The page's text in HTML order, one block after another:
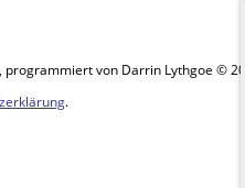
programmiert von Darrin Lythgoe ©
.